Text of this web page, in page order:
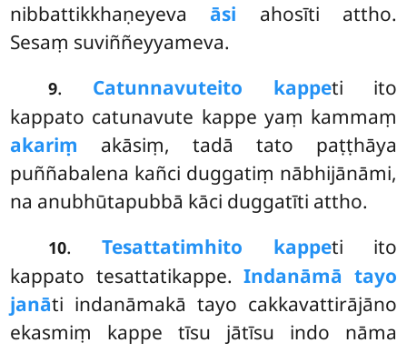
nibbattikkhaṇeyeva āsi ahosīti attho.
Sesaṃ suviññeyyameva.
9. Catunnavuteito kappeti ito
kappato catunavute kappe yaṃ kammaṃ
akariṃ akāsiṃ, tadā tato paṭṭhāya
puññabalena kañci duggatiṃ nābhijānāmi,
na anubhūtapubbā kāci duggatīti attho.
10.Tesattatimhito kappeti ito
kappato tesattatikappe.Indanāmā tayo
janāti indanāmakā tayo cakkavattirājāno
ekasmiṃ kappe tīsu jātīsu indo nāma